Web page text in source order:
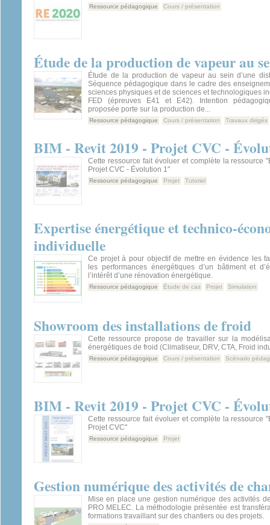
Ressource pédagogique Cours / présentation
Étude de la production de vapeur au
Étude de la production de vapeur au sein d’une
Séquence pédagogique dans le cadre des
sciences physiques et de sciences et technologiques
FED (épreuves E41 et E42). Intention
proposée porte sur la production de...
Ressource pédagogique Cours / présentation Travaux dirigés
BIM - Revit 2019 - Projet CVC -
Cette ressource fait évoluer et complète la ressource
Projet CVC - Évolution 1"
Ressource pédagogique Projet Tutoriel
Expertise énergétique et technico-
individuelle
Ce projet à pour objectif de mettre en évidence les
les performances énergétiques d’un bâtiment et
l’intérêt d’une rénovation énergétique.
Ressource pédagogique Étude de cas Projet Simulation
Showroom des installations de froid
Cette ressource propose de travailler sur la
énergétiques de froid (Climatiseur, DRV, CTA, Froid
Ressource pédagogique Cours / présentation Scénario
BIM - Revit 2019 - Projet CVC -
Cette ressource fait évoluer et complète la ressource
Projet CVC"
Ressource pédagogique Projet
Gestion numérique des activités de
Mise en place une gestion numérique des activités
PRO MELEC. La méthodologie présentée est
formations travaillant sur des chantiers ou des projets.